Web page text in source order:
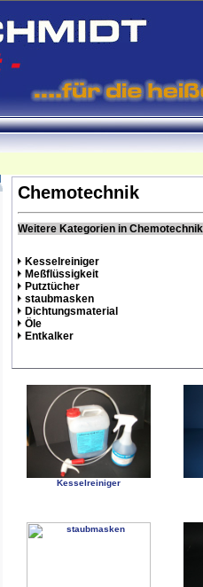
Chemotechnik
Weitere Kategorien in
Kesselreiniger
Meßflüssigkeit
Putztücher
staubmasken
Dichtungsmaterial
Öle
Entkalker
Kesselreiniger